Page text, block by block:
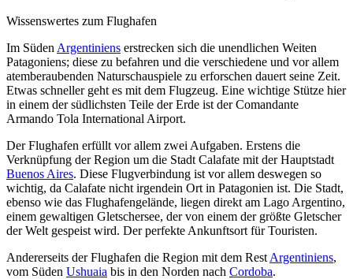
Wissenswertes zum Flughafen
Im Süden Argentiniens erstrecken sich die unendlichen Weiten
Patagoniens; diese zu befahren und die verschiedene und vor allem
atemberaubenden Naturschauspiele zu erforschen dauert seine Zeit.
Etwas schneller geht es mit dem Flugzeug. Eine wichtige Stütze hier
in einem der südlichsten Teile der Erde ist der Comandante
Armando Tola International Airport.
Der Flughafen erfüllt vor allem zwei Aufgaben. Erstens die
Verknüpfung der Region um die Stadt Calafate mit der Hauptstadt
Buenos Aires. Diese Flugverbindung ist vor allem deswegen so
wichtig, da Calafate nicht irgendein Ort in Patagonien ist. Die Stadt,
ebenso wie das Flughafengelände, liegen direkt am Lago Argentino,
einem gewaltigen Gletschersee, der von einem der größte Gletscher
der Welt gespeist wird. Der perfekte Ankunftsort für Touristen.
Andererseits der Flughafen die Region mit dem Rest Argentiniens,
vom Süden Ushuaia bis in den Norden nach Cordoba.